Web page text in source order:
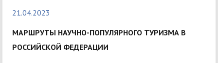
21.04.2023
МАРШРУТЫ НАУЧНО-ПОПУЛЯРНОГО ТУРИЗМА В
РОССИЙСКОЙ ФЕДЕРАЦИИ